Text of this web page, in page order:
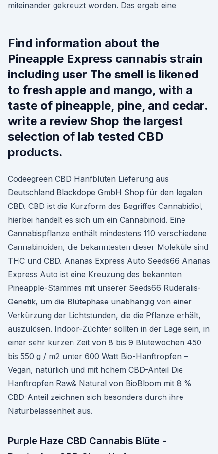
miteinander gekreuzt worden. Das ergab eine
Find information about the
Pineapple Express cannabis strain
including user The smell is likened
to fresh apple and mango, with a
taste of pineapple, pine, and cedar.
write a review Shop the largest
selection of lab tested CBD
products.
Codeegreen CBD Hanfblüten Lieferung aus
Deutschland Blackdope GmbH Shop für den legalen
CBD. CBD ist die Kurzform des Begriffes Cannabidiol,
hierbei handelt es sich um ein Cannabinoid. Eine
Cannabispflanze enthält mindestens 110 verschiedene
Cannabinoiden, die bekanntesten dieser Moleküle sind
THC und CBD. Ananas Express Auto Seeds66 Ananas
Express Auto ist eine Kreuzung des bekannten
Pineapple-Stammes mit unserer Seeds66 Ruderalis-
Genetik, um die Blütephase unabhängig von einer
Verkürzung der Lichtstunden, die die Pflanze erhält,
auszulösen. Indoor-Züchter sollten in der Lage sein, in
einer sehr kurzen Zeit von 8 bis 9 Blütewochen 450
bis 550 g / m2 unter 600 Watt Bio-Hanftropfen –
Vegan, natürlich und mit hohem CBD-Anteil Die
Hanftropfen Raw& Natural von BioBloom mit 8 %
CBD-Anteil zeichnen sich besonders durch ihre
Naturbelassenheit aus.
Purple Haze CBD Cannabis Blüte -